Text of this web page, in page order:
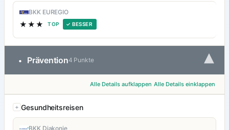
BKK EUREGIO
★★★ TOP ✓ BESSER
• Prävention4 Punkte ▾
Alle Details aufklappen Alle Details einklappen
Gesundheitsreisen
BKK Diakonie